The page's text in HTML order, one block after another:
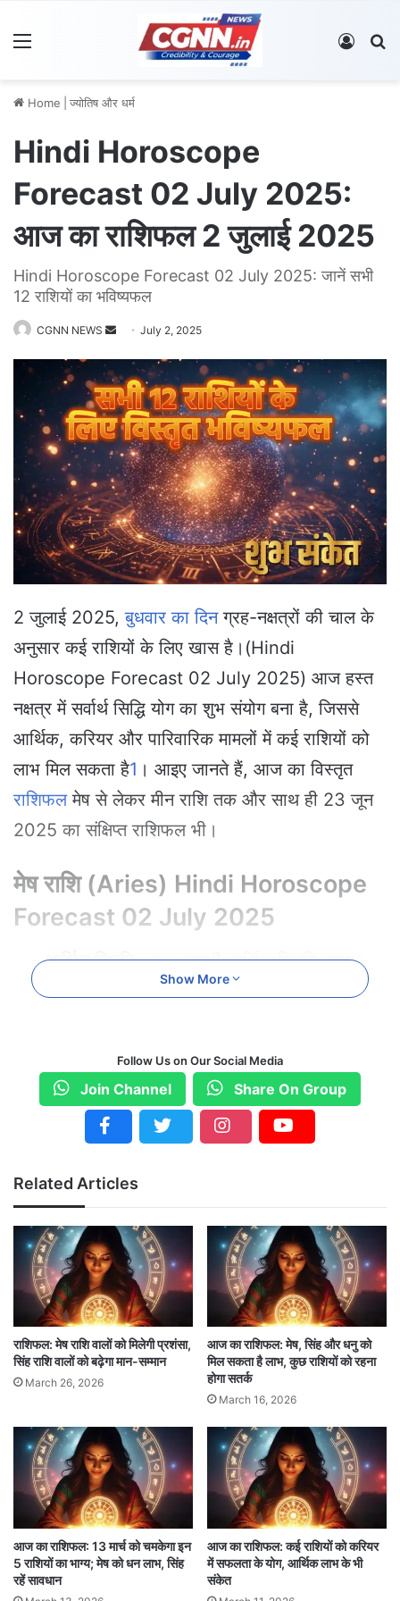
Log In
Home ज्योतिष और धर्म
Hindi Horoscope
Forecast 02 July 2025:
आज का राशिफल 2 जुलाई 2025
Hindi Horoscope Forecast 02 July 2025: जानें सभी
12 राशियों का भविष्यफल
CGNN NEWS
n
d
a
n
e
m
a
i
l
July 2, 2025
2 जुलाई 2025,बुधवार का दिनग्रह-नक्षत्रों की चाल के
अनुसार कई राशियों के लिए खास है।(Hindi
Horoscope Forecast 02 July 2025) आज हस्त
नक्षत्र में सर्वार्थ सिद्धि योग का शुभ संयोग बना है, जिससे
आर्थिक, करियर और पारिवारिक मामलों में कई राशियों को
लाभ मिल सकता है1 । आइए जानते हैं, आज का विस्तृत
राशिफलमेष से लेकर मीन राशि तक और साथ ही 23 जून
2025 का संक्षिप्त राशिफल भी।
मेष राशि (Aries) Hindi Horoscope
Forecast 02 July 2025
आर्थिक स्थिति:आज आपकी आर्थिक स्थिति मजबूत
रहेगी। भाई-बहनों की मदद से धन लाभ होगा
सीनियर्स तारीफ करेंगे। सहयोगियों के साथ संबंध बेहतर
होंगे।
हल्का व्यायाम और योग लाभकारी रहेगा।
रिश्तों में संवाद बढ़ेगा।
विशेष सलाह:लेन-देन में सतर्क रहें, निवेश के लिए
रुकना बेहतर है।
शुभ रंग:आसमानी नीला3
शुभ अंक:1
वृषभ राशि (Taurus)
है।
करियर:कार्यक्षेत्र में सफलता के योग हैं, बॉस के साथ
संबंध सुधरेंगे।
स्वास्थ्य:सेहत सामान्य रहेगी।
पारिवारिक जीवन:
परिवार में सुख-शांति बनी रहेगी।
Show More
Follow Us on Our Social Media
Join Channel Share On Group
Related Articles
राशिफल: मेष राशि वालों को मिलेगी प्रशंसा,
सिंह राशि वालों को बढ़ेगा मान-सम्मान
March 26, 2026
आज का राशिफल: मेष, सिंह और धनु को
मिल सकता है लाभ, कुछ राशियों को रहना
होगा सतर्क
March 16, 2026
आज का राशिफल: 13 मार्च को चमकेगा इन
5 राशियों का भाग्य; मेष को धन लाभ, सिंह
रहें सावधान
आज का राशिफल: कई राशियों को करियर
में सफलता के योग, आर्थिक लाभ के भी
संकेत